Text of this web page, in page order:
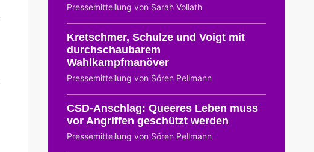
Pressemitteilung von Sarah Vollath
Kretschmer, Schulze und Voigt mit
durchschaubarem
Wahlkampfmanöver
Pressemitteilung von Sören Pellmann
CSD-Anschlag: Queeres Leben muss
vor Angriffen geschützt werden
Pressemitteilung von Sören Pellmann